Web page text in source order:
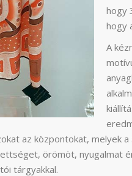
hogy
hogy
A
az központokat, melyek
örömöt, nyugalmat
tárgyakkal.